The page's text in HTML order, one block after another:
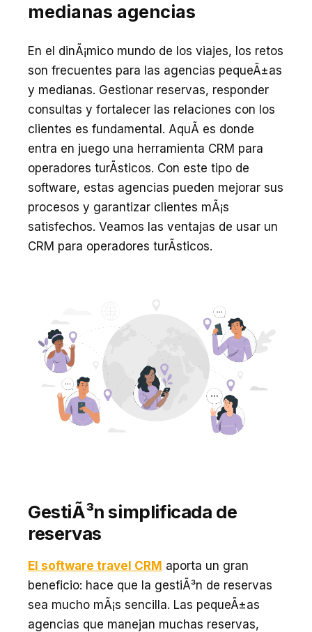
medianas agencias
En el dinÃ¡mico mundo de los viajes, los retos
son frecuentes para las agencias pequeÃ±as
y medianas. Gestionar reservas, responder
consultas y fortalecer las relaciones con los
clientes es fundamental. AquÃ­ es donde
entra en juego una herramienta CRM para
operadores turÃ­sticos. Con este tipo de
software, estas agencias pueden mejorar sus
procesos y garantizar clientes mÃ¡s
satisfechos. Veamos las ventajas de usar un
CRM para operadores turÃ­sticos.
GestiÃ³n simplificada de
reservas
El software travel CRM aporta un gran
beneficio: hace que la gestiÃ³n de reservas
sea mucho mÃ¡s sencilla. Las pequeÃ±as
agencias que manejan muchas reservas,